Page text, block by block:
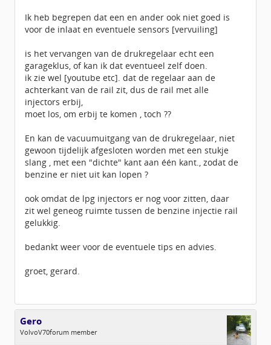
Ik heb begrepen dat een en ander ook niet goed is
voor de inlaat en eventuele sensors [vervuiling]
is het vervangen van de drukregelaar echt een
garageklus, of kan ik dat eventueel zelf doen.
ik zie wel [youtube etc]. dat de regelaar aan de
achterkant van de rail zit, dus de rail met alle
injectors erbij,
moet los, om erbij te komen , toch ??
En kan de vacuumuitgang van de drukregelaar, niet
gewoon tijdelijk afgesloten worden met een stukje
slang , met een "dichte" kant aan één kant., zodat de
benzine er niet uit kan lopen ?
ook omdat de lpg injectors er nog voor zitten, daar
zit wel geneog ruimte tussen de benzine injectie rail
gelukkig.
bedankt weer voor de eventuele tips en advies.
groet, gerard.
Gero
VolvoV70forum member